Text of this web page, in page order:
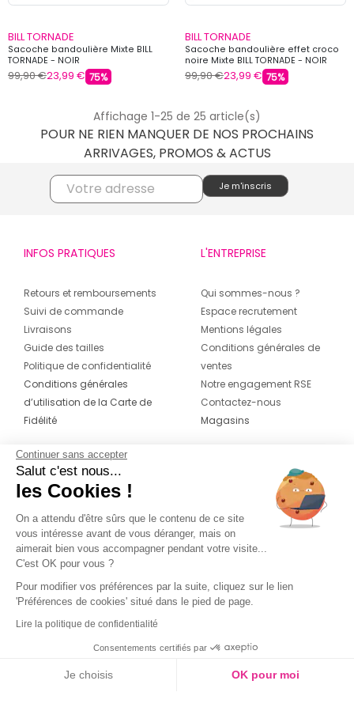
BILL TORNADE
Sacoche bandoulière Mixte BILL
TORNADE - NOIR
99,90 €23,99 € 75%
BILL TORNADE
Sacoche bandoulière effet croco
noire Mixte BILL TORNADE - NOIR
99,90 €23,99 € 75%
Affichage 1-25 de 25 article(s)
POUR NE RIEN MANQUER DE NOS PROCHAINS
ARRIVAGES, PROMOS & ACTUS
INFOS PRATIQUES
Retours et remboursements
Suivi de commande
Livraisons
Guide des tailles
Politique de confidentialité
Conditions générales
d’utilisation de la Carte de
Fidélité
L'ENTREPRISE
Qui sommes-nous ?
Espace recrutement
Mentions légales
Conditions générales de
ventes
Notre engagement RSE
Contactez-nous
Magasins
CONTACT
04 42 20 78 42
Du lundi au jeudi de 8h30 à 16h30 & le
vendredi de 8h30 à 15h30
Continuer sans accepter
Salut c'est nous...
les Cookies !
On a attendu d'être sûrs que le contenu de ce site
vous intéresse avant de vous déranger, mais on
aimerait bien vous accompagner pendant votre visite...
C'est OK pour vous ?
Pour modifier vos préférences par la suite, cliquez sur le lien
'Préférences de cookies' situé dans le pied de page.
Lire la politique de confidentialité
Consentements certifiés par
Je choisis OK pour moi